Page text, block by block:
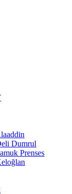
Dumrul
Prenses